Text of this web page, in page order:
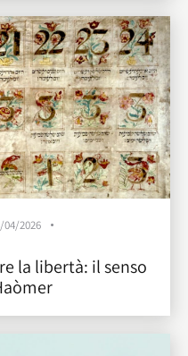
04/2026
la libertà: il senso